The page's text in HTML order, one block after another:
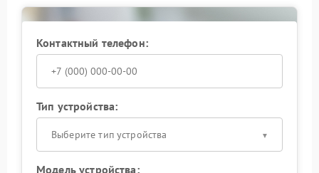
Контактный телефон:
Тип устройства:
Выберите тип устройства
Модель устройства: